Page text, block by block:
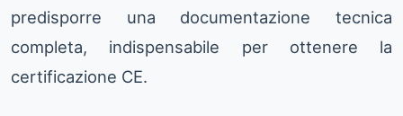
predisporre una documentazione tecnica
completa, indispensabile per ottenere la
certificazione CE.